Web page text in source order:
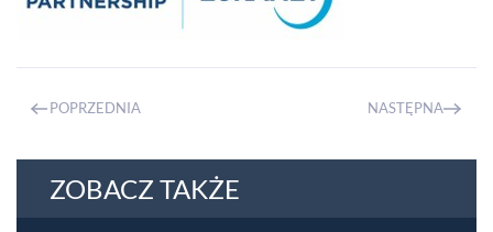
POPRZEDNIA NASTĘPNA
ZOBACZ TAKŻE